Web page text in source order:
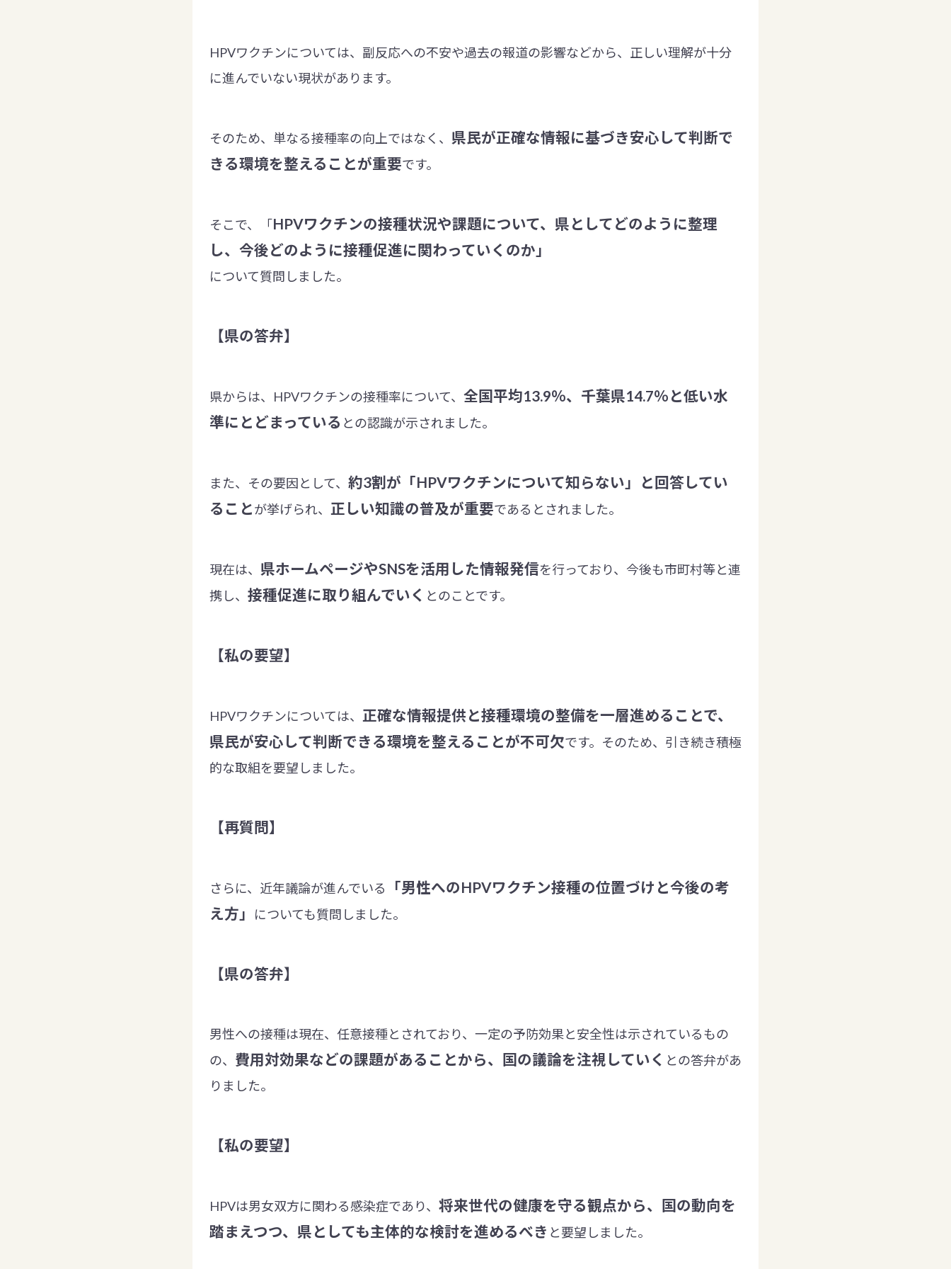
HPVワクチンについては、副反応への不安や過去の報道の影響などから、正しい理解が十分
に進んでいない現状があります。
そのため、単なる接種率の向上ではなく、 県民が正確な情報に基づき安心して判断で
きる環境を整えることが重要です。
そこで、「HPVワクチンの接種状況や課題について、県としてどのように整理
し、今後どのように接種促進に関わっていくのか」
について質問しました。
【県の答弁】
県からは、HPVワクチンの接種率について、 全国平均13.9％、千葉県14.7％と低い水
準にとどまっている との認識が示されました。
また、その要因として、 約3割が「HPVワクチンについて知らない」と回答してい
ることが挙げられ、 正しい知識の普及が重要であるとされました。
現在は、 県ホームページやSNSを活用した情報発信を行っており、今後も市町村等と連
携し、 接種促進に取り組んでいく とのことです。
【私の要望】
HPVワクチンについては、 正確な情報提供と接種環境の整備を一層進めることで、
県民が安心して判断できる環境を整えることが不可欠です。そのため、引き続き積極
的な取組を要望しました。
【再質問】
さらに、近年議論が進んでいる
「男性へのHPVワクチン接種の位置づけと今後の考
え方」
についても質問しました。
【県の答弁】
男性への接種は現在、任意接種とされており、一定の予防効果と安全性は示されているもの
の、 費用対効果などの課題があることから、国の議論を注視していく との答弁があ
りました。
【私の要望】
HPVは男女双方に関わる感染症であり、 将来世代の健康を守る観点から、国の動向を
踏まえつつ、県としても主体的な検討を進めるべき と要望しました。